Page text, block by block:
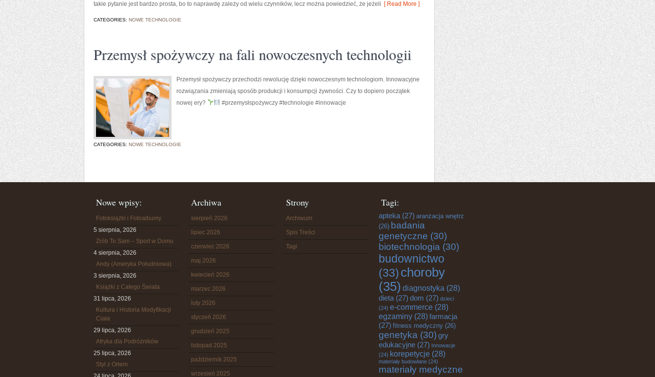
takie pytanie jest bardzo prosta, bo to naprawdę zależy od wielu czynników, lecz można powiedzieć, że jeżeli [ Read More ]
CATEGORIES: NOWE TECHNOLOGIE
Przemysł spożywczy na fali nowoczesnych technologii
Przemysł spożywczy przechodzi rewolucję dzięki nowoczesnym technologiom. Innowacyjne
rozwiązania zmieniają sposób produkcji i konsumpcji żywności. Czy to dopiero początek
nowej ery?
#przemysłspożywczy #technologie #innowacje
CATEGORIES: NOWE TECHNOLOGIE
Nowe wpisy:
Fotoksiążki i Fotoalbumy
5 sierpnia, 2026
Zrób To Sam – Sport w Domu
4 sierpnia, 2026
Andy (Ameryka Południowa)
3 sierpnia, 2026
Książki z Całego Świata
31 lipca, 2026
Kultura i Historia Modyfikacji
Ciała
29 lipca, 2026
Afryka dla Podróżników
25 lipca, 2026
Styl z Orłem
Archiwa
sierpień 2026
lipiec 2026
czerwiec 2026
maj 2026
kwiecień 2026
marzec 2026
luty 2026
styczeń 2026
grudzień 2025
listopad 2025
październik 2025
wrzesień 2025
Strony
Archiwum
Spis Treści
Tagi
Tagi:
apteka (27) aranżacja wnętrz
(26) badania
genetyczne (30)
biotechnologia (30)
budownictwo
(33)choroby
(35) diagnostyka (28)
dieta (27) dom (27) dzieci
(24) e-commerce (28)
egzaminy (28)farmacja
(27) fitness medyczny (26)
genetyka (30) gry
edukacyjne (27) Innowacje
(24) korepetycje (28)
materiały budowlane (24)
materiały medyczne